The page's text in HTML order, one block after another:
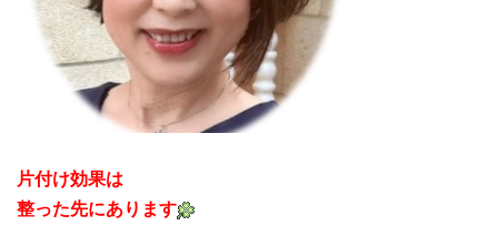
片付け効果は
整った先にあります